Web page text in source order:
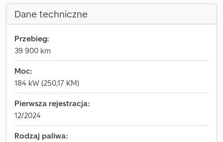
Dane techniczne
Przebieg:
39 900 km
Moc:
184 kW (250,17 KM)
Pierwsza rejestracja:
12/2024
Rodzaj paliwa: